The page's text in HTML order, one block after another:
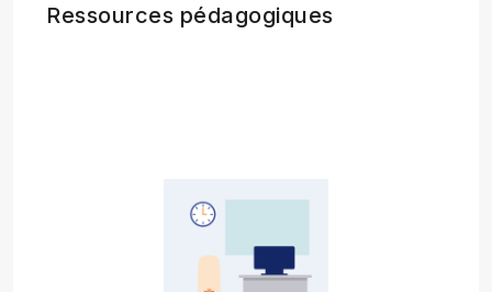
Ressources pédagogiques